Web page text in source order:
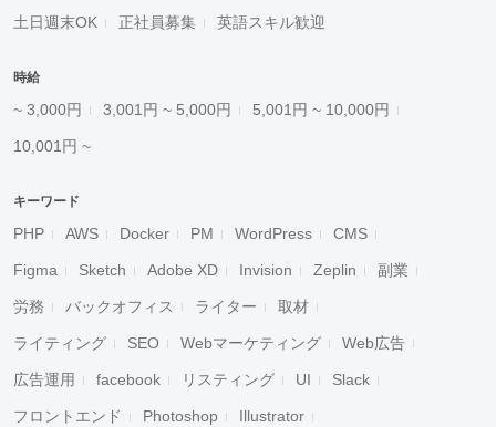
土日週末OK 正社員募集 英語スキル歓迎
時給
~ 3,000円 3,001円 ~ 5,000円 5,001円 ~ 10,000円
10,001円 ~
キーワード
PHP AWS Docker PM WordPress CMS
Figma Sketch Adobe XD Invision Zeplin 副業
労務 バックオフィス ライター 取材
ライティング SEO Webマーケティング Web広告
広告運用 facebook リスティング UI Slack
フロントエンド Photoshop Illustrator